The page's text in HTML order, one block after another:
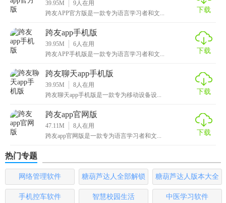
更好地评估学习效果。
跨友app安卓版测评
跨友App安卓版凭借其丰富的功能、真实的语言环境以及个性
升口语能力、听力水平还是寻找学习伙伴，这款应用都能提
供有效的帮助。同时，其社区氛围浓厚，用户可以轻松找到
一款值得推荐的语言学习应用。
39.95M 9 人在用
跨友APP官方版是一款专为语言学习者和文...
下载
跨友app手机版
39.95M 6 人在用
跨友APP手机版是一款专为语言学习者和文...
下载
跨友聊天app手机版
39.95M 8 人在用
跨友聊天app手机版是一款专为移动设备设...
下载
跨友app官网版
47.11M 8 人在用
跨友app官网版是一款专为语言学习者和文...
下载
热门专题
网络管理软件
糖葫芦达人全部解锁
版
糖葫芦达人版本大全
手机控车软件 智慧校园生活 中医学习软件